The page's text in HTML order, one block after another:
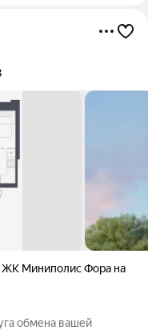
ЖК Миниполис Фора на